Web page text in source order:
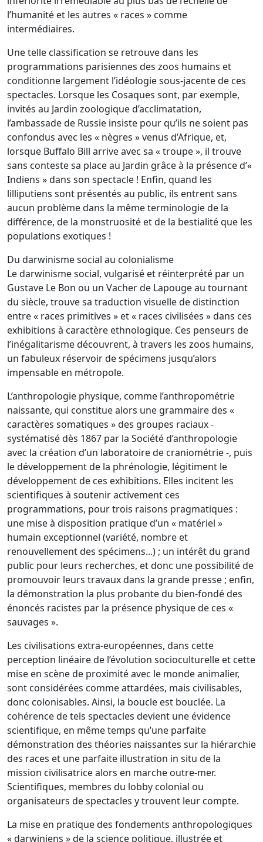
l’humanité et les autres « races » comme
intermédiaires.
Une telle classification se retrouve dans les
programmations parisiennes des zoos humains et
conditionne largement l’idéologie sous-jacente de ces
spectacles. Lorsque les Cosaques sont, par exemple,
invités au Jardin zoologique d’acclimatation,
l’ambassade de Russie insiste pour qu’ils ne soient pas
confondus avec les « nègres » venus d’Afrique, et,
lorsque Buffalo Bill arrive avec sa « troupe », il trouve
sans conteste sa place au Jardin grâce à la présence d’«
Indiens » dans son spectacle ! Enfin, quand les
lilliputiens sont présentés au public, ils entrent sans
aucun problème dans la même terminologie de la
différence, de la monstruosité et de la bestialité que les
populations exotiques !
Du darwinisme social au colonialisme
Le darwinisme social, vulgarisé et réinterprété par un
Gustave Le Bon ou un Vacher de Lapouge au tournant
du siècle, trouve sa traduction visuelle de distinction
entre « races primitives » et « races civilisées » dans ces
exhibitions à caractère ethnologique. Ces penseurs de
l’inégalitarisme découvrent, à travers les zoos humains,
un fabuleux réservoir de spécimens jusqu’alors
impensable en métropole.
L’anthropologie physique, comme l’anthropométrie
naissante, qui constitue alors une grammaire des «
caractères somatiques » des groupes raciaux -
systématisé dès 1867 par la Société d’anthropologie
avec la création d’un laboratoire de craniométrie -, puis
le développement de la phrénologie, légitiment le
développement de ces exhibitions. Elles incitent les
scientifiques à soutenir activement ces
programmations, pour trois raisons pragmatiques :
une mise à disposition pratique d’un « matériel »
humain exceptionnel (variété, nombre et
renouvellement des spécimens...) ; un intérêt du grand
public pour leurs recherches, et donc une possibilité de
promouvoir leurs travaux dans la grande presse ; enfin,
la démonstration la plus probante du bien-fondé des
énoncés racistes par la présence physique de ces «
sauvages ».
Les civilisations extra-européennes, dans cette
perception linéaire de l’évolution socioculturelle et cette
mise en scène de proximité avec le monde animalier,
sont considérées comme attardées, mais civilisables,
donc colonisables. Ainsi, la boucle est bouclée. La
cohérence de tels spectacles devient une évidence
scientifique, en même temps qu’une parfaite
démonstration des théories naissantes sur la hiérarchie
des races et une parfaite illustration in situ de la
mission civilisatrice alors en marche outre-mer.
Scientifiques, membres du lobby colonial ou
organisateurs de spectacles y trouvent leur compte.
La mise en pratique des fondements anthropologiques
« darwiniens » de la science politique, illustrée et